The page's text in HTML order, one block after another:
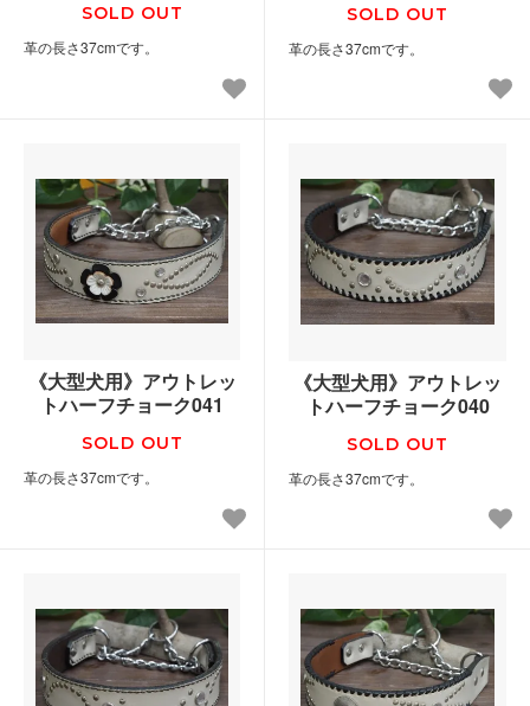
SOLD OUT
革の長さ37cmです。
SOLD OUT
革の長さ37cmです。
《大型犬用》アウトレッ
トハーフチョーク041
SOLD OUT
革の長さ37cmです。
《大型犬用》アウトレッ
トハーフチョーク040
SOLD OUT
革の長さ37cmです。